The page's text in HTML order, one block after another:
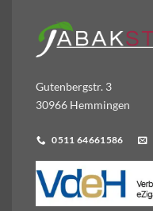
Gutenbergstr. 3
30966 Hemmingen
0511 64661586